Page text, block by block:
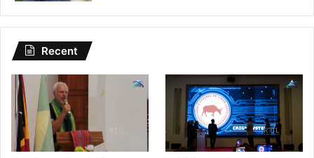
Recent